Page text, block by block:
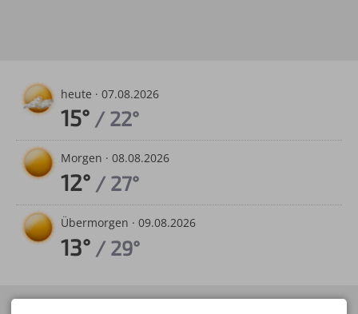
heute · 07.08.2026
15° / 22°
Morgen · 08.08.2026
12° / 27°
Übermorgen · 09.08.2026
13° / 29°